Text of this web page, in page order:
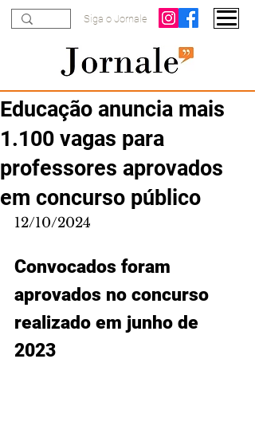
Siga o Jornale
Educação anuncia mais
1.100 vagas para
professores aprovados
em concurso público
12/10/2024
Convocados foram
aprovados no concurso
realizado em junho de
2023